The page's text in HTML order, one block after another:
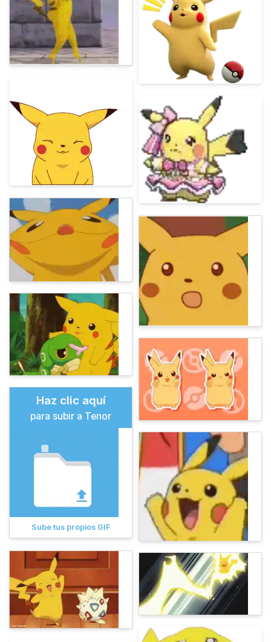
Haz clic aquí
para subir a Tenor
Sube tus propios GIF